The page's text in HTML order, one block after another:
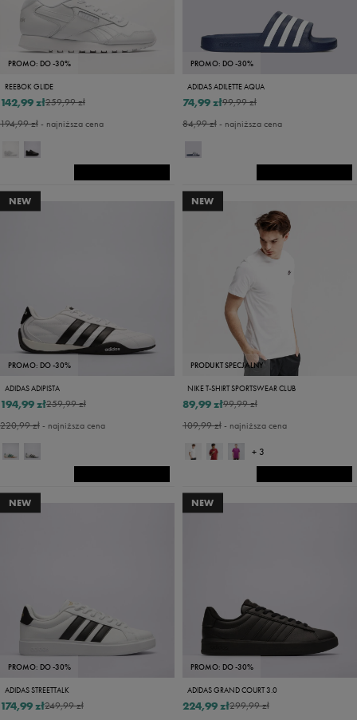
PROMO: DO -30%
REEBOK GLIDE
259,99 zł
142,99 zł
194,99 zł- najniższa cena
PROMO: DO -30%
ADIDAS ADILETTE AQUA
99,99 zł
74,99 zł
84,99 zł- najniższa cena
NEW
PROMO: DO -30%
ADIDAS ADIPISTA
259,99 zł
194,99 zł
220,99 zł- najniższa cena
NEW
PRODUKT SPECJALNY
NIKE T-SHIRT SPORTSWEAR CLUB
99,99 zł
89,99 zł
109,99 zł- najniższa cena
+ 3
NEW
PROMO: DO -30%
ADIDAS STREETTALK
249,99 zł
174,99 zł
NEW
PROMO: DO -30%
ADIDAS GRAND COURT 3.0
299,99 zł
224,99 zł